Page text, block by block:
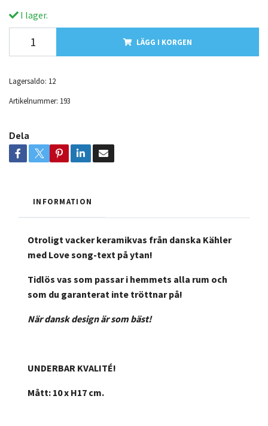
I lager.
LÄGG I KORGEN
Lagersaldo: 12
Artikelnummer: 193
Dela
INFORMATION
Otroligt vacker keramikvas från danska Kähler
med Love song-text på ytan!
Tidlös vas som passar i hemmets alla rum och
som du garanterat inte tröttnar på!
När dansk design är som bäst!
UNDERBAR KVALITÉ!
Mått: 10 x H17 cm.